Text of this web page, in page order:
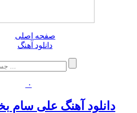
صفحه اصلی
دانلود آهنگ
۰
دانلود آهنگ علی سام